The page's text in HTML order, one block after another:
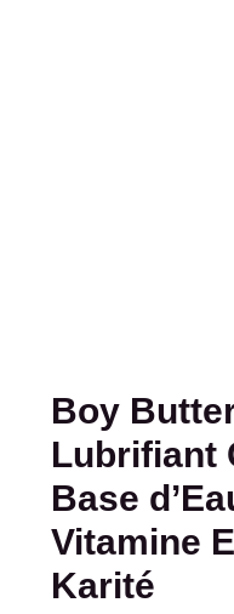
Boy
Lubrifiant
Base
Vitamine
Karité